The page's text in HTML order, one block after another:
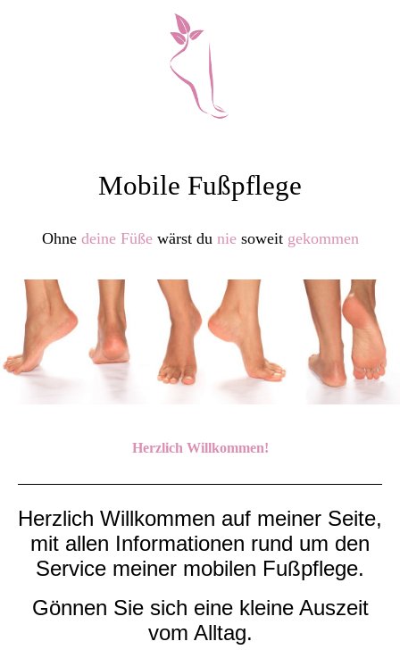
Mobile Fußpflege
Ohne deine Füßewärst du niesoweit gekommen
Herzlich Willkommen!
Herzlich Willkommen auf meiner Seite,
mit allen Informationen rund um den
Service meiner mobilen Fußpflege.
Gönnen Sie sich eine kleine Auszeit
vom Alltag.